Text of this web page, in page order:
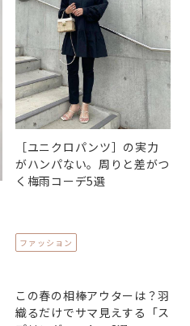
［ユニクロパンツ］の実力
がハンパない。周りと差がつ
く梅雨コーデ5選
ファッション
この春の相棒アウターは？羽
織るだけでサマ見えする「ス